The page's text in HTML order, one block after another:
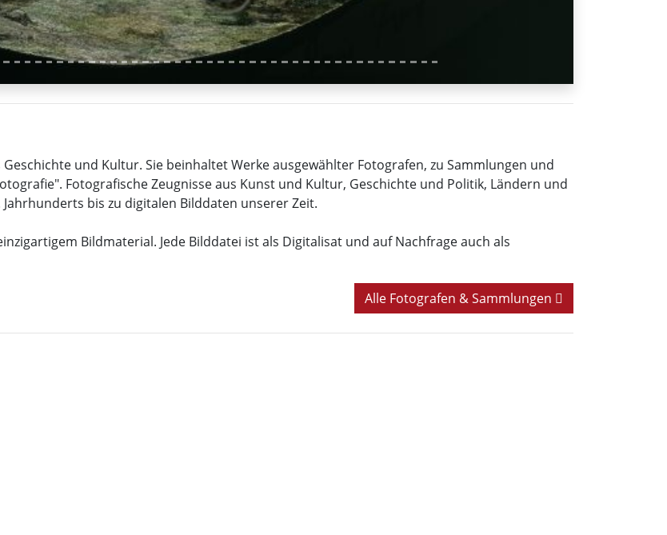
und Kultur. Sie beinhaltet Werke ausgewählter Fotografen, zu Sammlungen und
Fotografische Zeugnisse aus Kunst und Kultur, Geschichte und Politik, Ländern und
bis zu digitalen Bilddaten unserer Zeit.
Bildmaterial. Jede Bilddatei ist als Digitalisat und auf Nachfrage auch als
Alle Fotografen & Sammlungen